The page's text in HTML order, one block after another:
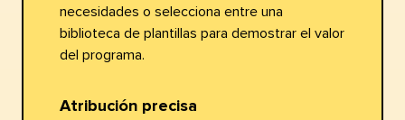
necesidades o selecciona entre una
biblioteca de plantillas para demostrar el valor
del programa.​​
Atribución precisa​​